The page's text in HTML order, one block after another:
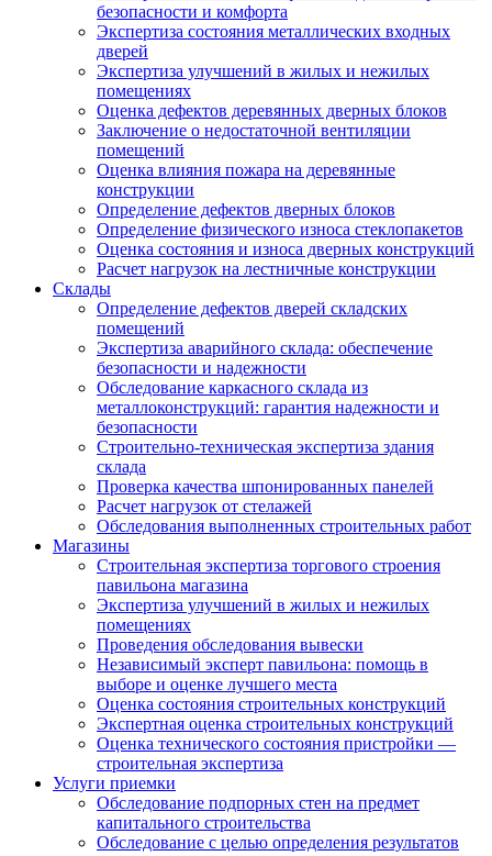
безопасности и комфорта
Экспертиза состояния металлических входных
дверей
Экспертиза улучшений в жилых и нежилых
помещениях
Оценка дефектов деревянных дверных блоков
Заключение о недостаточной вентиляции
помещений
Оценка влияния пожара на деревянные
конструкции
Определение дефектов дверных блоков
Определение физического износа стеклопакетов
Оценка состояния и износа дверных конструкций
Расчет нагрузок на лестничные конструкции
Склады
Определение дефектов дверей складских
помещений
Экспертиза аварийного склада: обеспечение
безопасности и надежности
Обследование каркасного склада из
металлоконструкций: гарантия надежности и
безопасности
Строительно-техническая экспертиза здания
склада
Проверка качества шпонированных панелей
Расчет нагрузок от стелажей
Обследования выполненных строительных работ
Магазины
Строительная экспертиза торгового строения
павильона магазина
Экспертиза улучшений в жилых и нежилых
помещениях
Проведения обследования вывески
Независимый эксперт павильона: помощь в
выборе и оценке лучшего места
Оценка состояния строительных конструкций
Экспертная оценка строительных конструкций
Оценка технического состояния пристройки —
строительная экспертиза
Услуги приемки
Обследование подпорных стен на предмет
капитального строительства
Обследование с целью определения результатов